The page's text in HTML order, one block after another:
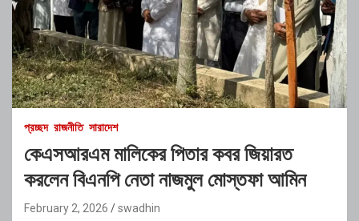
প্রচ্ছদ রাজনীতি সারাদেশ
কেএসআরএম মালিকের পিতার কবর জিয়ারত
করলেন বিএনপি নেতা নাজমুল মোস্তফা আমিন
February 2, 2026 swadhin